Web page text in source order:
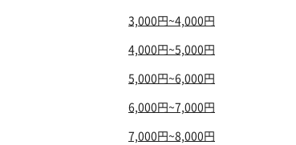
3,000円~4,000円
4,000円~5,000円
5,000円~6,000円
6,000円~7,000円
7,000円~8,000円